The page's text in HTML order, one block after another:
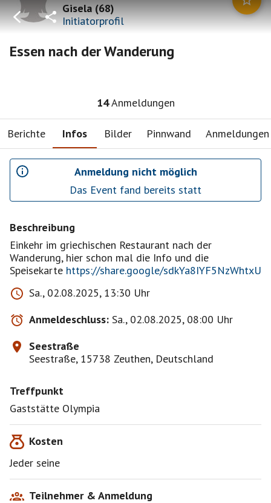
Gisela(68)
Initiatorprofil
Essen nach der Wanderung
14Anmeldungen
Berichte Infos Bilder Pinnwand Anmeldungen
Anmeldung nicht möglich
Das Event fand bereits statt
Beschreibung
Einkehr im griechischen Restaurant nach der
Wanderung, hier schon mal die Info und die
Speisekarte https://share.google/sdkYa8IYF5NzWhtxU
Sa., 02.08.2025, 13:30 Uhr
Anmeldeschluss: Sa., 02.08.2025, 08:00 Uhr
Seestraße
Seestraße, 15738 Zeuthen, Deutschland
Treffpunkt
Gaststätte Olympia
Kosten
Jeder seine
Teilnehmer & Anmeldung